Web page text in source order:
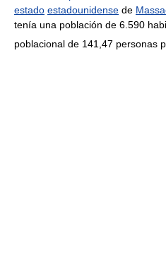
estado estadounidense de
tenía una población de 6.590
poblacional de 141,47 personas